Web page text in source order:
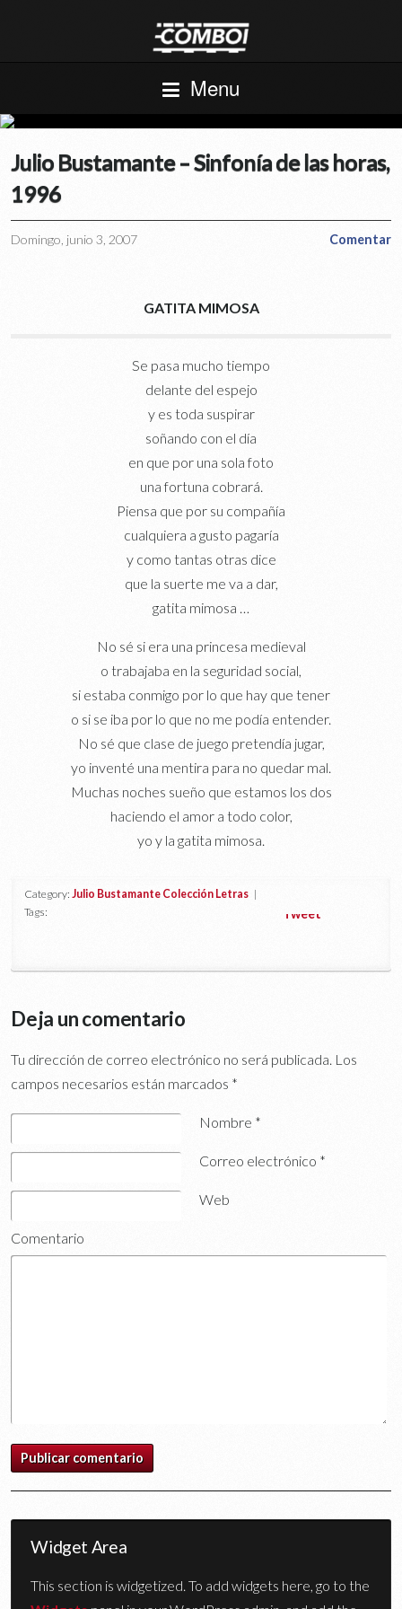
Menu
Julio Bustamante – Sinfonía de las horas,
1996
Domingo, junio 3, 2007 Comentar
GATITA MIMOSA
Se pasa mucho tiempo
delante del espejo
y es toda suspirar
soñando con el día
en que por una sola foto
una fortuna cobrará.
Piensa que por su compañía
cualquiera a gusto pagaría
y como tantas otras dice
que la suerte me va a dar,
gatita mimosa …
No sé si era una princesa medieval
o trabajaba en la seguridad social,
si estaba conmigo por lo que hay que tener
o si se iba por lo que no me podía entender.
No sé que clase de juego pretendía jugar,
yo inventé una mentira para no quedar mal.
Muchas noches sueño que estamos los dos
haciendo el amor a todo color,
yo y la gatita mimosa.
Category:Julio Bustamante Colección Letras |
Tags:
Tweet
Deja un comentario
Tu dirección de correo electrónico no será publicada. Los
campos necesarios están marcados *
Nombre *
Correo electrónico *
Web
Comentario
Widget Area
This section is widgetized. To add widgets here, go to the